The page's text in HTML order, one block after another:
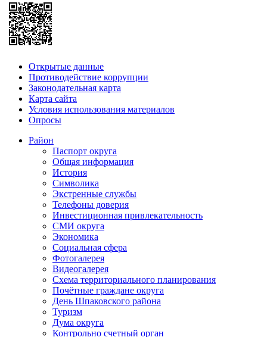
Открытые данные
Противодействие коррупции
Законодательная карта
Карта сайта
Условия использования материалов
Опросы
Район
Паспорт округа
Общая информация
История
Символика
Экстренные службы
Телефоны доверия
Инвестиционная привлекательность
СМИ округа
Экономика
Социальная сфера
Фотогалерея
Видеогалерея
Схема территориального планирования
Почётные граждане округа
День Шпаковского района
Туризм
Дума округа
Контрольно счетный орган